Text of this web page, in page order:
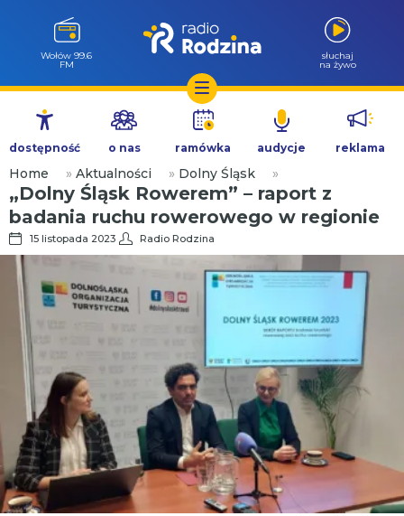
Przejdź
treści
Wołów 99.6
FM
słuchaj
na żywo
dostępność o nas ramówka audycje reklama
Home » Aktualności » Dolny Śląsk »
„Dolny Śląsk Rowerem” – raport z
badania ruchu rowerowego w regionie
15 listopada 2023 Radio Rodzina